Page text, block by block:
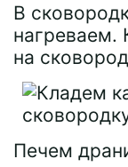
В
нагреваем.
на
Печем